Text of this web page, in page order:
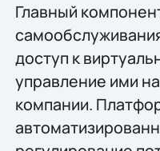
Главный
доступ к
управление ими
компании.